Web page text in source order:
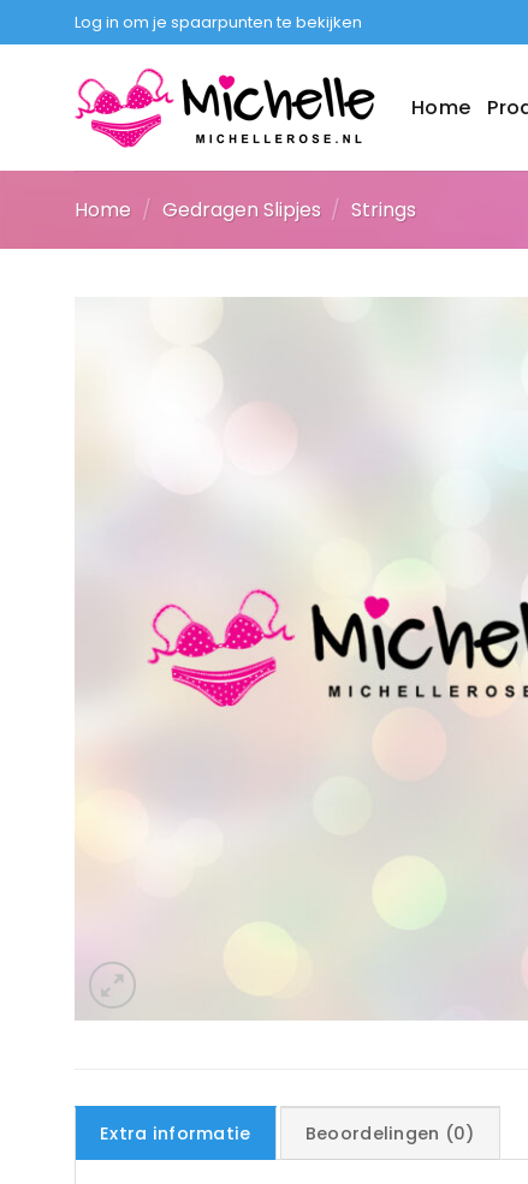
naar
Log in om je spaarpunten te bekijken
Home
Home / Gedragen Slipjes / Strings
Extra informatie Beoordelingen (0)